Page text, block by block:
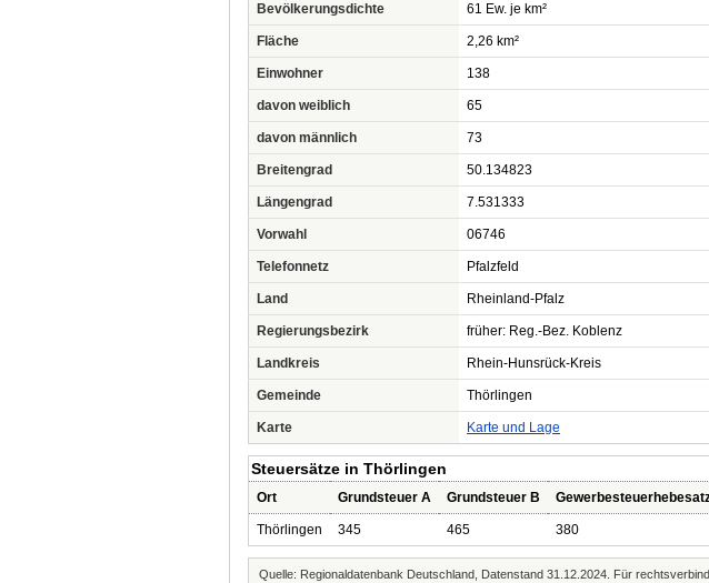
Bevölkerungsdichte 61 Ew. je km²
Fläche 2,26 km²
Einwohner 138
davon weiblich 65
davon männlich 73
Breitengrad 50.134823
Längengrad 7.531333
Vorwahl 06746
Telefonnetz Pfalzfeld
Land Rheinland-Pfalz
Regierungsbezirk früher: Reg.-Bez. Koblenz
Landkreis Rhein-Hunsrück-Kreis
Gemeinde Thörlingen
Karte Karte und Lage
Steuersätze in Thörlingen
Ort Grundsteuer A Grundsteuer B
Thörlingen 345 465 380
Quelle: Regionaldatenbank Deutschland, Datenstand 31.12.2024. Für